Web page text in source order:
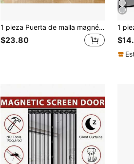
1 pieza Puerta de malla magnética extra grande de color blanco, mosquitera de uso doméstico de verano, puerta de pantalla de cierre automático para dormitorio, balcón, cocina, cortina de malla transpirable, cortina de puerta de gasa magnética suave para el verano
$23.80